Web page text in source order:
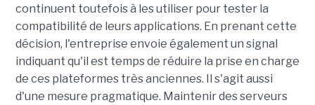
continuent toutefois à les utiliser pour tester la
compatibilité de leurs applications. En prenant cette
décision, l'entreprise envoie également un signal
indiquant qu'il est temps de réduire la prise en charge
de ces plateformes très anciennes. Il s'agit aussi
d'une mesure pragmatique. Maintenir des serveurs